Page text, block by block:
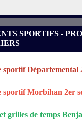
SPORTIFS -
sportif Départemental
sportif Morbihan 2er
et grilles de temps